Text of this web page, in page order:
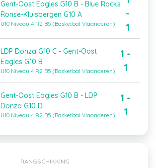
Gent-Oost Eagles G10 B - Blue Rocks
Ronse-Kluisbergen G10 A
U10 Niveau 4 R2 B5 (Basketbal Vlaanderen)
-
1
LDP Donza G10 C - Gent-Oost
Eagles G10 B
U10 Niveau 4 R2 B5 (Basketbal Vlaanderen)
1 -
1
Gent-Oost Eagles G10 B - LDP
Donza G10 D
U10 Niveau 4 R2 B5 (Basketbal Vlaanderen)
1 -
1
RANGSCHIKKING